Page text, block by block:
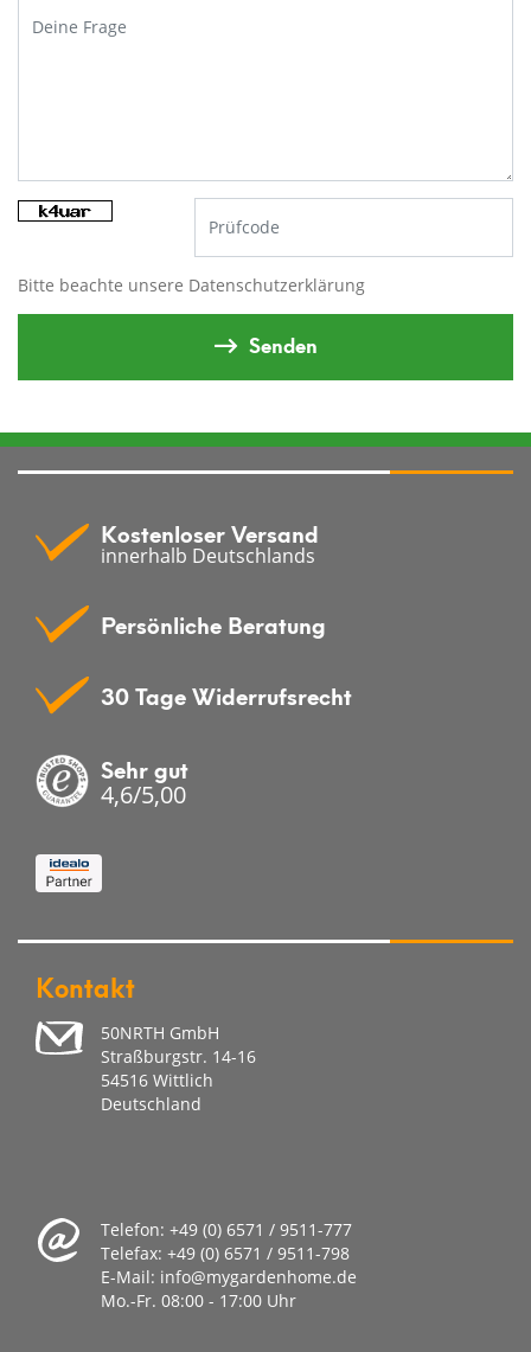
Bitte beachte unsere Datenschutzerklärung
Senden
Kostenloser Versand
innerhalb Deutschlands
Persönliche Beratung
30 Tage Widerrufsrecht
Sehr gut
4,6/5,00
Kontakt
50NRTH GmbH
Straßburgstr. 14-16
54516 Wittlich
Deutschland
Telefon: +49 (0) 6571 / 9511-777
Telefax: +49 (0) 6571 / 9511-798
E-Mail: info@mygardenhome.de
Mo.-Fr. 08:00 - 17:00 Uhr